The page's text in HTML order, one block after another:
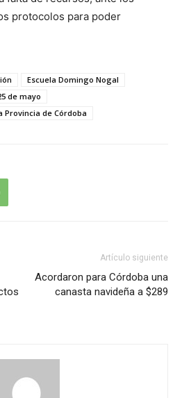
protocolos para poder
Escuela Domingo Nogal
de mayo
Provincia de Córdoba
Artículo siguiente
Acordaron para Córdoba una
canasta navideña a $289